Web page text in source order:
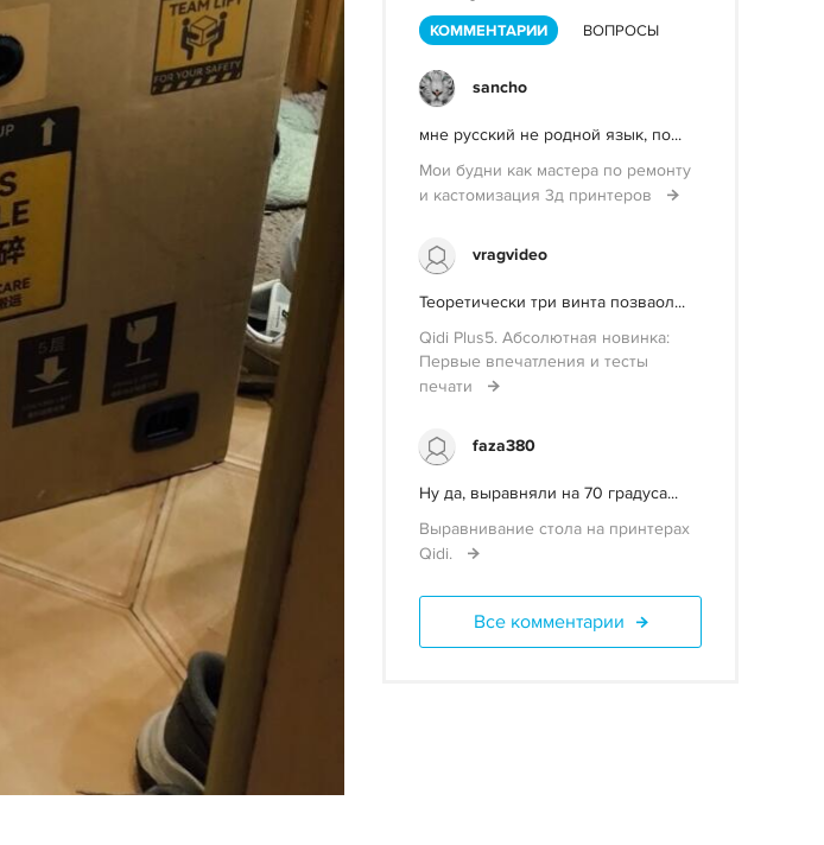
КОММЕНТАРИИ ВОПРОСЫ
sancho
мне русский не родной язык, по...
Мои будни как мастера по ремонту
и кастомизация 3д принтеров
vragvideo
Теоретически три винта позваол...
Qidi Plus5. Абсолютная новинка:
Первые впечатления и тесты
печати
faza380
Ну да, выравняли на 70 градуса...
Выравнивание стола на принтерах
Qidi.
Все комментарии